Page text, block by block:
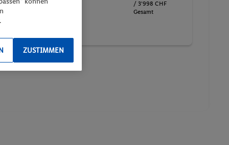
/ 3'998 CHF
Gesamt
.
ZUSTIMMEN